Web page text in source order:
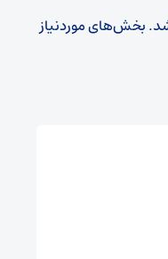
بخش‌های موردنیاز